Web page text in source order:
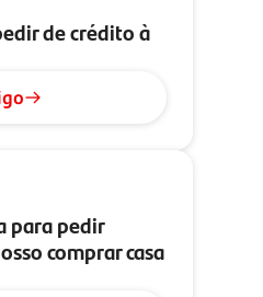
de crédito à
para pedir
comprar casa